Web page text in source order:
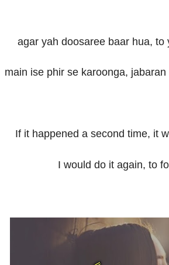
agar yah doosaree baar hua, to
main ise phir se karoonga,
If it happened a second time, it
I would do it again, to